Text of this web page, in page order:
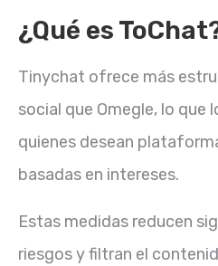
¿Qué es
Tinychat ofrece más
social que Omegle, lo que
quienes desean
basadas en intereses.
Estas medidas reducen
riesgos y filtran el